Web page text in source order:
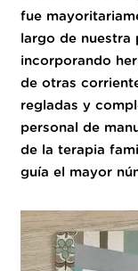
fue
largo de nuestra
incorporando
de otras
regladas y
personal de
de la terapia
guía el mayor